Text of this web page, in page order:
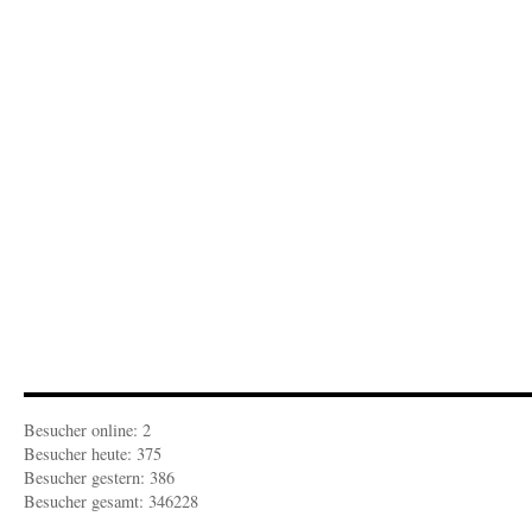
Besucher online: 2
Besucher heute: 375
Besucher gestern: 386
Besucher gesamt: 346228